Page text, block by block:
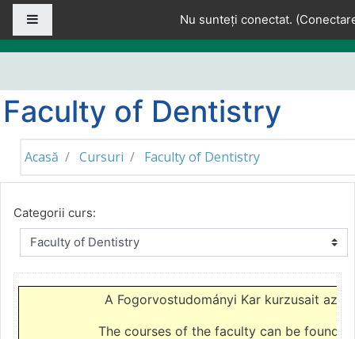
Sari la conţinutul principal
Nu sunteți conectat. (
Faculty of Dentistry
Acasă Cursuri Faculty of Dentistry
Categorii curs:
A Fogorvostudományi Kar kurzusait az
The courses of the faculty can be found